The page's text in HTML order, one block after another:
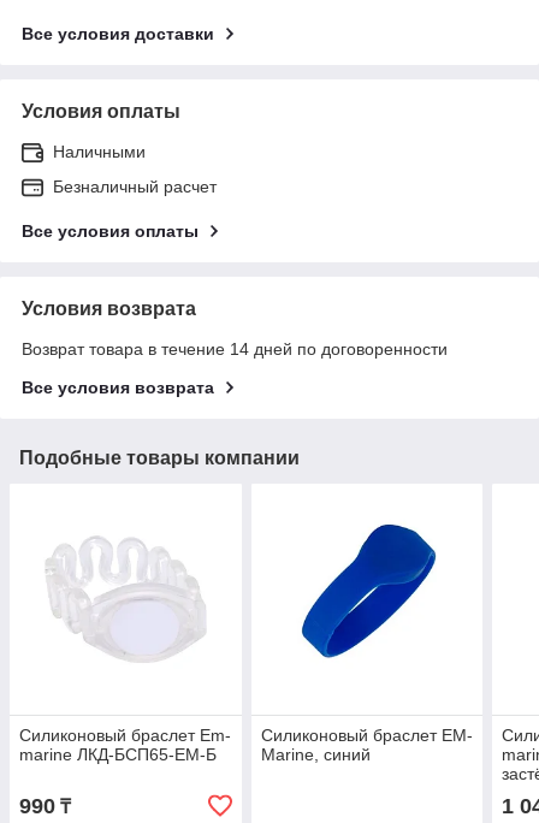
Все условия доставки
Условия оплаты
Наличными
Безналичный расчет
Все условия оплаты
Условия возврата
Возврат товара в течение 14 дней по договоренности
Все условия возврата
Подобные товары компании
Силиконовый браслет Em-
marine ЛКД-БСП65-ЕМ-Б
990 ₸
Силиконовый браслет EM-
Marine, синий
1